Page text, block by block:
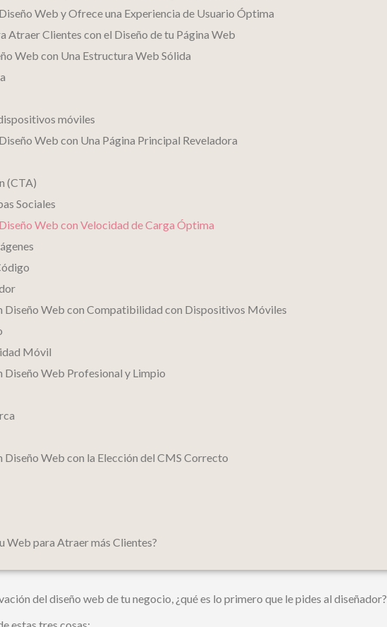
Web y Ofrece una Experiencia de Usuario Óptima
Atraer Clientes con el Diseño de tu Página Web
Web con Una Estructura Web Sólida
móviles
Web con Una Página Principal Reveladora
(CTA)
Sociales
Web con Velocidad de Carga Óptima
Diseño Web con Compatibilidad con Dispositivos Móviles
Móvil
Diseño Web Profesional y Limpio
Diseño Web con la Elección del CMS Correcto
Web para Atraer más Clientes?
del diseño web de tu negocio, ¿qué es lo primero que le pides al diseñador?